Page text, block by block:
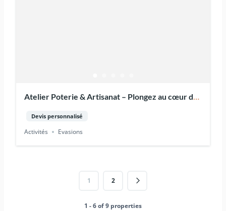
Atelier Poterie & Artisanat – Plongez au cœur du
Devis personnalisé
Activités Evasions
1 2
1 - 6 of 9 properties